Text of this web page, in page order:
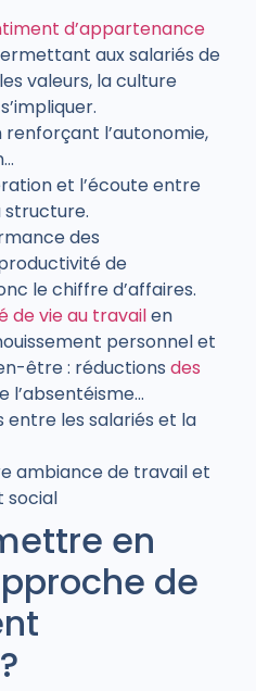
d’appartenance
aux salariés de
valeurs, la culture
renforçant l’autonomie,
et l’écoute entre
structure.
des
de
le chiffre d’affaires.
de vie au travailen
personnel et
être : réductions des
l’absentéisme…
entre les salariés et la
ambiance de travail et
social
en
de